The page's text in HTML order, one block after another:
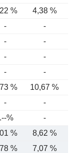
%
4,38 %
-
-
-
-
-
-
-
-
%
10,67 %
-
-
% -
%
8,62 %
%
7,07 %